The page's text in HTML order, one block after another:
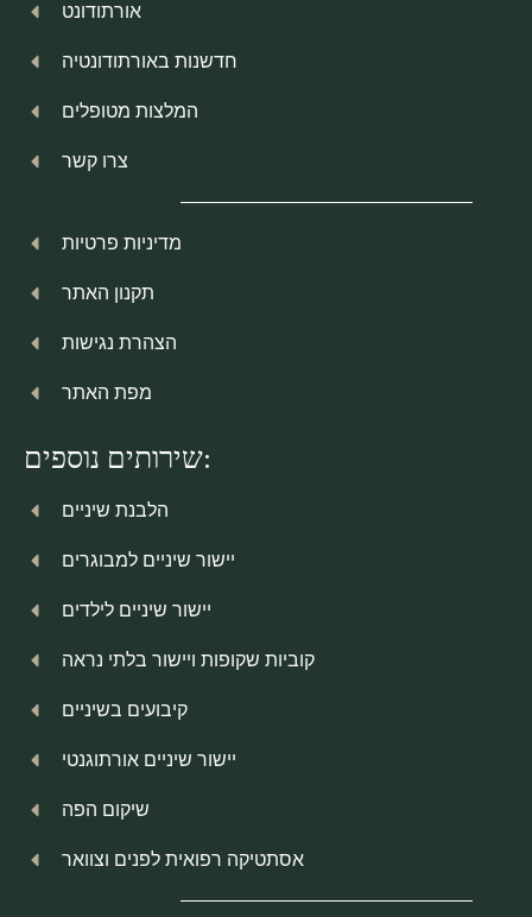
אורתודונט
חדשנות באורתודונטיה
המלצות מטופלים
צרו קשר
מדיניות פרטיות
תקנון האתר
הצהרת נגישות
מפת האתר
שירותים נוספים:
הלבנת שיניים
יישור שיניים למבוגרים
יישור שיניים לילדים
קוביות שקופות ויישור בלתי נראה
קיבועים בשיניים
יישור שיניים אורתוגנטי
שיקום הפה
אסתטיקה רפואית לפנים וצוואר